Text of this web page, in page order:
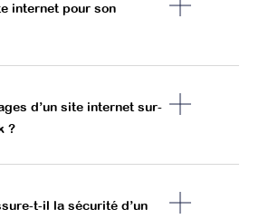
internet pour son
d’un site internet sur-
?
t-il la sécurité d’un